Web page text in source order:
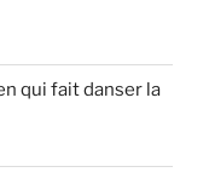
qui fait danser la